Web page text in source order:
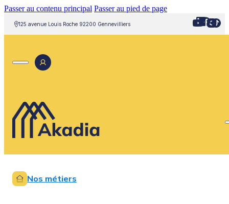
Passer au contenu principal Passer au pied de page
125 avenue Louis Roche 92200 Gennevilliers
Nos métiers